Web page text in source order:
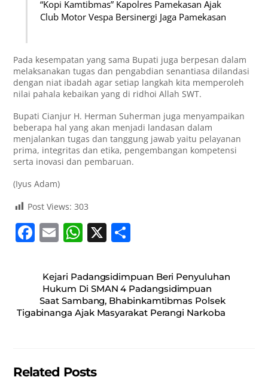
“Kopi Kamtibmas” Kapolres Pamekasan Ajak
Club Motor Vespa Bersinergi Jaga Pamekasan
Pada kesempatan yang sama Bupati juga berpesan dalam
melaksanakan tugas dan pengabdian senantiasa dilandasi
dengan niat ibadah agar setiap langkah kita memperoleh
nilai pahala kebaikan yang di ridhoi Allah SWT.
Bupati Cianjur H. Herman Suherman juga menyampaikan
beberapa hal yang akan menjadi landasan dalam
menjalankan tugas dan tanggung jawab yaitu pelayanan
prima, integritas dan etika, pengembangan kompetensi
serta inovasi dan pembaruan.
(Iyus Adam)
Post Views: 303
F
c
e
b
k
E
ai
l
W
at
s
A
X
ar
e
Kejari Padangsidimpuan Beri Penyuluhan
Hukum Di SMAN 4 Padangsidimpuan
Saat Sambang, Bhabinkamtibmas Polsek
Tigabinanga Ajak Masyarakat Perangi Narkoba
Related Posts